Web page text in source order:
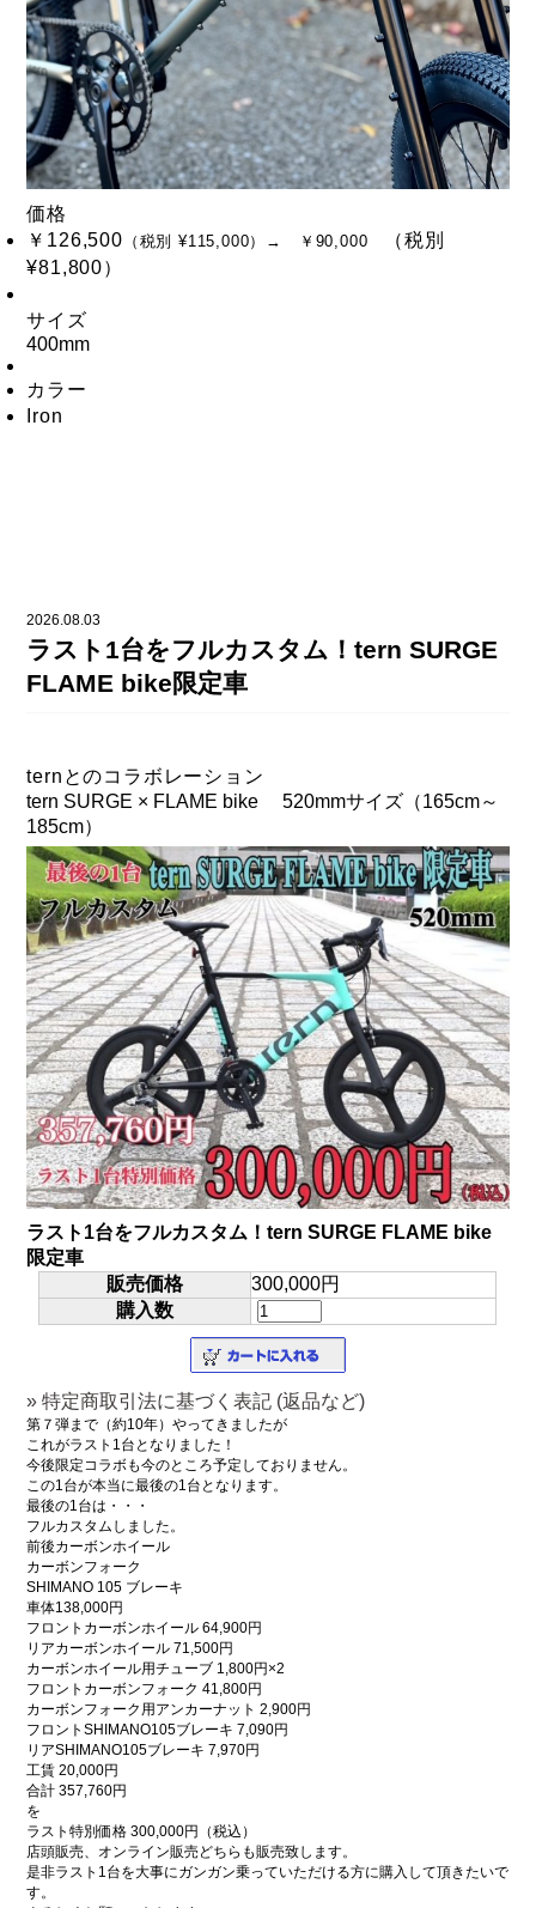
価格
￥126,500 （税別 ¥115,000） → ￥90,000
（税別
¥81,800）
サイズ
400mm
カラー
Iron
2026.08.03
ラスト1台をフルカスタム！tern SURGE
FLAME bike限定車
ternとのコラボレーション
tern SURGE × FLAME bike 520mmサイズ（165cm～
185cm）
ラスト1台をフルカスタム！tern SURGE FLAME bike
限定車
販売価格
300,000円
購入数
» 特定商取引法に基づく表記 (返品など)
第７弾まで（約10年）やってきましたが
これがラスト1台となりました！
今後限定コラボも今のところ予定しておりません。
この1台が本当に最後の1台となります。
最後の1台は・・・
フルカスタムしました。
前後カーボンホイール
カーボンフォーク
SHIMANO 105 ブレーキ
車体138,000円
フロントカーボンホイール 64,900円
リアカーボンホイール 71,500円
カーボンホイール用チューブ 1,800円×2
フロントカーボンフォーク 41,800円
カーボンフォーク用アンカーナット 2,900円
フロントSHIMANO105ブレーキ 7,090円
リアSHIMANO105ブレーキ 7,970円
工賃 20,000円
合計 357,760円
を
ラスト特別価格 300,000円（税込）
店頭販売、オンライン販売どちらも販売致します。
是非ラスト1台を大事にガンガン乗っていただける方に購入して頂きたいで
す。